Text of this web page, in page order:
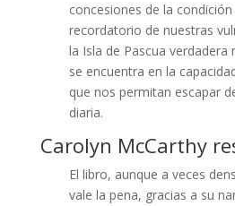
concesiones de la
recordatorio de nuestras
la Isla de Pascua verdadera
se encuentra en la
que nos permitan escapar
diaria.
Carolyn McCarthy
El libro, aunque a veces
vale la pena, gracias a su